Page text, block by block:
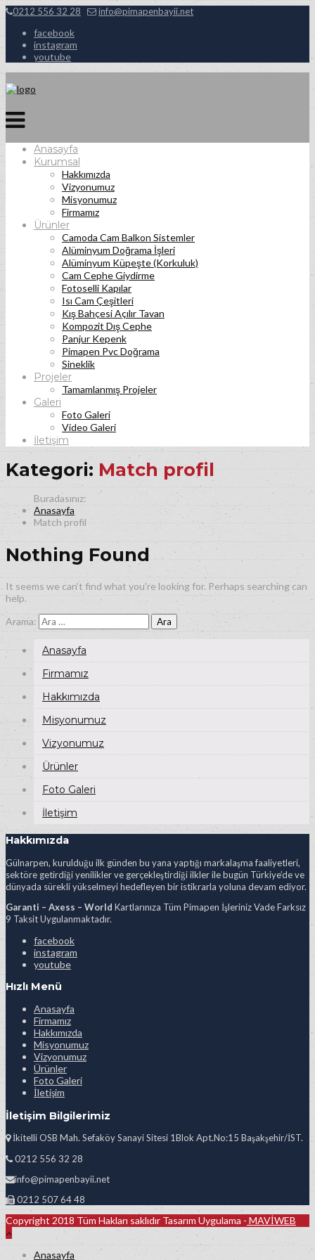
0212 556 32 28 info@pimapenbayii.net
facebook
instagram
youtube
Anasayfa
Kurumsal
Hakkımızda
Vizyonumuz
Misyonumuz
Firmamız
Ürünler
Camoda Cam Balkon Sistemler
Alüminyum Doğrama İşleri
Alüminyum Küpeşte (Korkuluk)
Cam Cephe Giydirme
Fotoselli Kapılar
Isı Cam Çeşitleri
Kış Bahçesi Açılır Tavan
Kompozit Dış Cephe
Panjur Kepenk
Pimapen Pvc Doğrama
Sineklik
Projeler
Tamamlanmış Projeler
Galeri
Foto Galeri
Video Galeri
İletişim
Kategori: Match profil
Anasayfa
Match profil
Nothing Found
It seems we can’t find what you’re looking for. Perhaps searching can
help.
Arama:
Anasayfa
Firmamız
Hakkımızda
Misyonumuz
Vizyonumuz
Ürünler
Foto Galeri
İletişim
Hakkımızda
Gülnarpen, kurulduğu ilk günden bu yana yaptığı markalaşma faaliyetleri,
sektöre getirdiği yenilikler ve gerçekleştirdiği ilkler ile bugün Türkiye’de ve
dünyada sürekli yükselmeyi hedefleyen bir istikrarla yoluna devam ediyor.
Garanti – Axess – World Kartlarınıza Tüm Pimapen İşleriniz Vade Farksız
9 Taksit Uygulanmaktadır.
facebook
instagram
youtube
Hızlı Menü
Anasayfa
Firmamız
Hakkımızda
Misyonumuz
Vizyonumuz
Ürünler
Foto Galeri
İletişim
İletişim Bilgilerimiz
İkitelli OSB Mah. Sefaköy Sanayi Sitesi 1Blok Apt.No:15 Başakşehir/İST.
0212 556 32 28
info@pimapenbayii.net
0212 507 64 48
Copyright 2018 Tüm Hakları saklıdır Tasarım Uygulama - MAVİWEB
Anasayfa